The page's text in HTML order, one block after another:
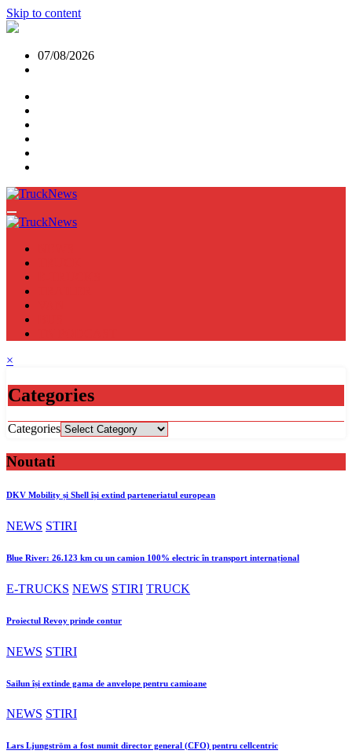
Skip to content
07/08/2026
×
Categories
Categories
Noutati
DKV Mobility și Shell își extind parteneriatul european
NEWS STIRI
Blue River: 26.123 km cu un camion 100% electric în transport internațional
E-TRUCKS NEWS STIRI TRUCK
Proiectul Revoy prinde contur
NEWS STIRI
Sailun își extinde gama de anvelope pentru camioane
NEWS STIRI
Lars Ljungström a fost numit director general (CFO) pentru cellcentric